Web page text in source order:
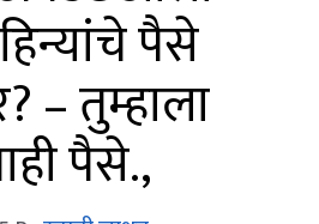
पैसे
– तुम्हाला
पैसे.,